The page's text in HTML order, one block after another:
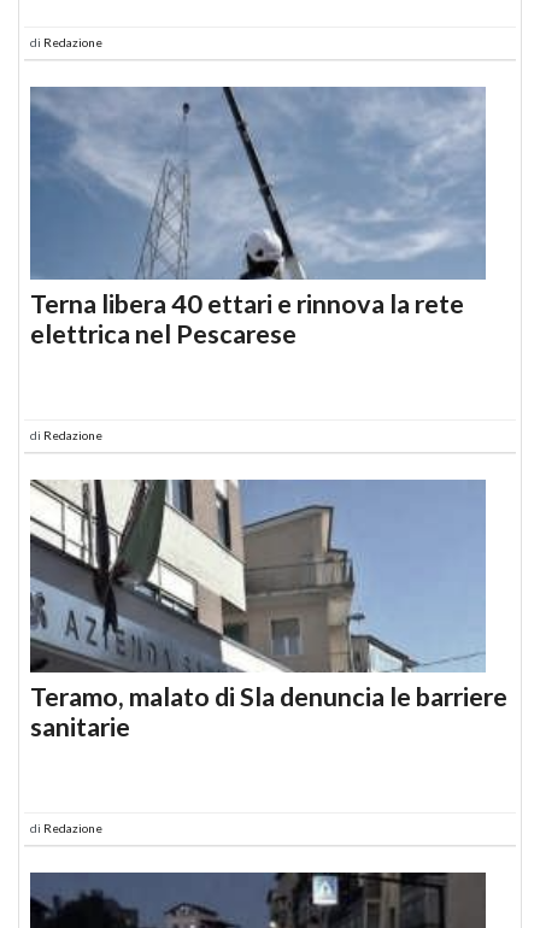
di Redazione
Terna libera 40 ettari e rinnova la rete
elettrica nel Pescarese
di Redazione
Teramo, malato di Sla denuncia le barriere
sanitarie
di Redazione